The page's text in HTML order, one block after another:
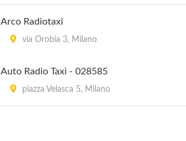
Arco Radiotaxi
via Orobia 3, Milano
Auto Radio Taxi - 028585
piazza Velasca 5, Milano